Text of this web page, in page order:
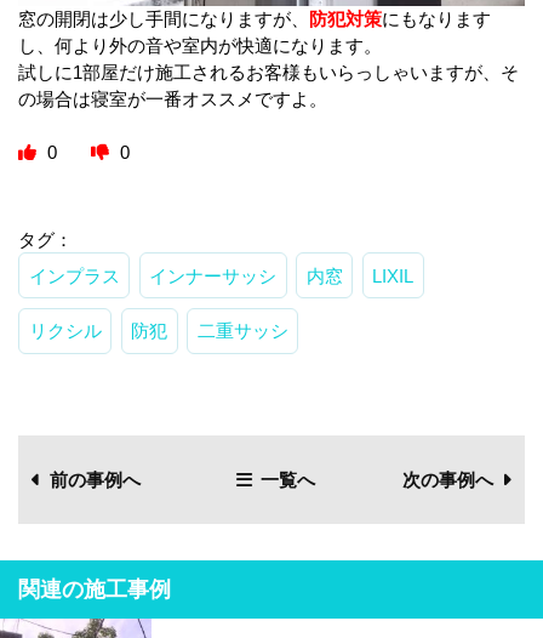
窓の開閉は少し手間になりますが、 防犯対策にもなります
し、何より外の音や室内が快適になります。
試しに1部屋だけ施工されるお客様もいらっしゃいますが、そ
の場合は寝室が一番オススメですよ。
0 0
タグ：
インプラス
インナーサッシ 内窓 LIXIL
リクシル 防犯 二重サッシ
前の事例へ 一覧へ 次の事例へ
関連の施工事例